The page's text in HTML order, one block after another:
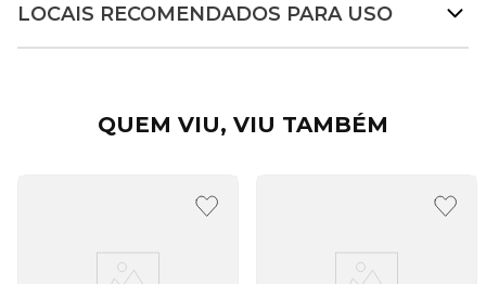
LOCAIS RECOMENDADOS PARA USO
QUEM VIU, VIU TAMBÉM